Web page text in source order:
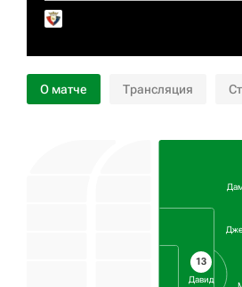
О матче Трансляция
13
Давид